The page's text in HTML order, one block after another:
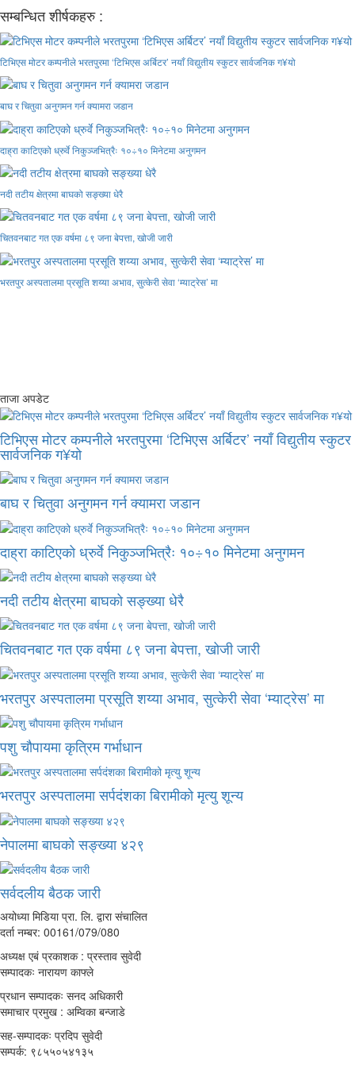
सम्बन्धित शीर्षकहरु :
टिभिएस मोटर कम्पनीले भरतपुरमा ‘टिभिएस अर्बिटर’ नयाँ विद्युतीय स्कुटर सार्वजनिक ग¥यो
बाघ र चितुवा अनुगमन गर्न क्यामरा जडान
दाह्रा काटिएको ध्रुर्वे निकुञ्जभित्रैः १०÷१० मिनेटमा अनुगमन
नदी तटीय क्षेत्रमा बाघको सङ्ख्या धेरै
चितवनबाट गत एक वर्षमा ८९ जना बेपत्ता, खोजी जारी
भरतपुर अस्पतालमा प्रसूति शय्या अभाव, सुत्केरी सेवा ‘म्याट्रेस’ मा
ताजा अपडेट
टिभिएस मोटर कम्पनीले भरतपुरमा ‘टिभिएस अर्बिटर’ नयाँ विद्युतीय स्कुटर
सार्वजनिक ग¥यो
बाघ र चितुवा अनुगमन गर्न क्यामरा जडान
दाह्रा काटिएको ध्रुर्वे निकुञ्जभित्रैः १०÷१० मिनेटमा अनुगमन
नदी तटीय क्षेत्रमा बाघको सङ्ख्या धेरै
चितवनबाट गत एक वर्षमा ८९ जना बेपत्ता, खोजी जारी
भरतपुर अस्पतालमा प्रसूति शय्या अभाव, सुत्केरी सेवा ‘म्याट्रेस’ मा
पशु चौपायमा कृत्रिम गर्भाधान
भरतपुर अस्पतालमा सर्पदंशका बिरामीको मृत्यु शून्य
नेपालमा बाघको सङ्ख्या ४२९
सर्वदलीय बैठक जारी
अयोध्या मिडिया प्रा. लि. द्वारा संचालित
दर्ता नम्बर: 00161/079/080
अध्यक्ष एबं प्रकाशक : प्रस्ताव सुवेदी
सम्पादकः नारायण काफ्ले
प्रधान सम्पादकः सनद अधिकारी
समाचार प्रमुख : अम्विका बन्जाडे
सह-सम्पादकः प्रदिप सुवेदी
सम्पर्क: ९८५५०५४१३५